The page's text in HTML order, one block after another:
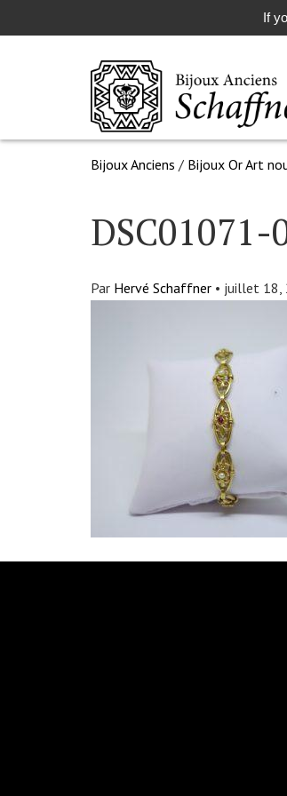
Bijoux Anciens / Bijoux Or Art
DSC01071-
Par Hervé Schaffner • juillet 18,
If